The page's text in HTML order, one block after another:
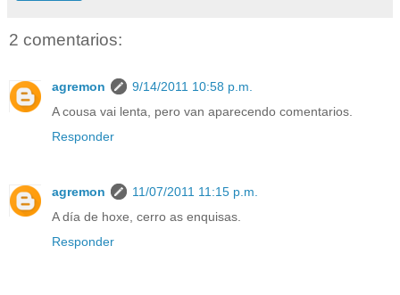
2 comentarios:
agremon
9/14/2011 10:58 p.m.
A cousa vai lenta, pero van aparecendo comentarios.
Responder
agremon
11/07/2011 11:15 p.m.
A día de hoxe, cerro as enquisas.
Responder